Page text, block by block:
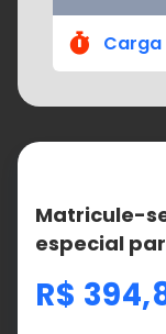
Carga
Matricule-
especial
R$